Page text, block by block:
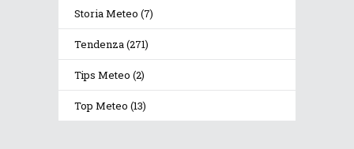
Storia Meteo (7)
Tendenza(271)
Tips Meteo (2)
Top Meteo (13)